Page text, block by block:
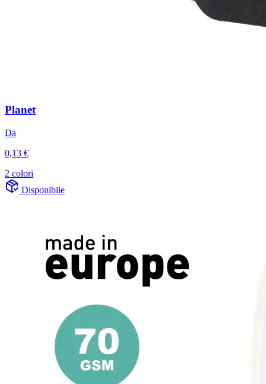
Planet
Da
0,13 €
2 colori
Disponibile